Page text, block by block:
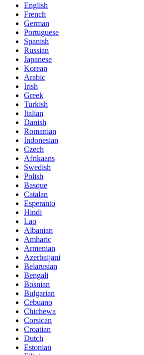
English
French
German
Portuguese
Spanish
Russian
Japanese
Korean
Arabic
Irish
Greek
Turkish
Italian
Danish
Romanian
Indonesian
Czech
Afrikaans
Swedish
Polish
Basque
Catalan
Esperanto
Hindi
Lao
Albanian
Amharic
Armenian
Azerbaijani
Belarusian
Bengali
Bosnian
Bulgarian
Cebuano
Chichewa
Corsican
Croatian
Dutch
Estonian